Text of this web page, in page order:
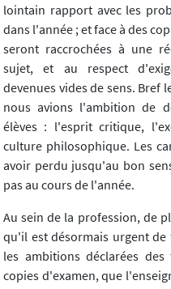
lointain rapport avec les
dans l'année ; et face à des
seront raccrochées à une
sujet, et au respect
devenues vides de sens. Bref
nous avions l'ambition de
élèves : l'esprit critique,
culture philosophique. Les
avoir perdu jusqu'au bon
pas au cours de l'année.
Au sein de la profession, de
qu'il est désormais urgent de
les ambitions déclarées
copies d'examen, que